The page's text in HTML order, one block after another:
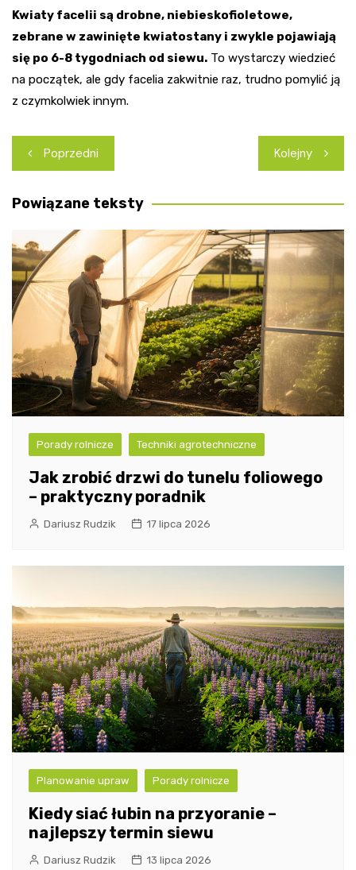
Kwiaty facelii są drobne, niebieskofioletowe,
zebrane w zawinięte kwiatostany i zwykle pojawiają
się po 6-8 tygodniach od siewu. To wystarczy wiedzieć
na początek, ale gdy facelia zakwitnie raz, trudno pomylić ją
z czymkolwiek innym.
Nawigacja
wpisu
Poprzedni Kolejny
Powiązane teksty
Porady rolnicze Techniki agrotechniczne
Jak zrobić drzwi do tunelu foliowego
– praktyczny poradnik
Dariusz Rudzik 17 lipca 2026
Planowanie upraw Porady rolnicze
Kiedy siać łubin na przyoranie –
najlepszy termin siewu
Dariusz Rudzik 13 lipca 2026